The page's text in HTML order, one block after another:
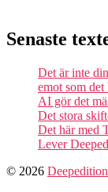
Senaste
Det är inte
emot som
AI gör det
Det stora
Det här med
Lever
© 2026